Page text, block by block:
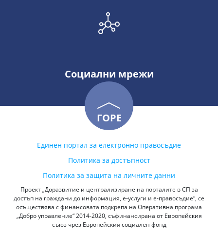
Социални мрежи
ГОРЕ
Единен портал за електронно правосъдие
Политика за достъпност
Политика за защита на личните данни
Проект „Доразвитие и централизиране на порталите в СП за
достъп на граждани до информация, е-услуги и е-правосъдие“, се
осъществява с финансовата подкрепа на Оперативна програма
„Добро управление“ 2014-2020, съфинансирана от Европейския
съюз чрез Европейския социален фонд